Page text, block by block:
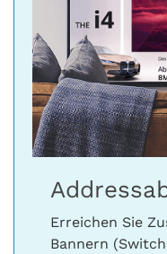
Erreichen Sie
Bannern